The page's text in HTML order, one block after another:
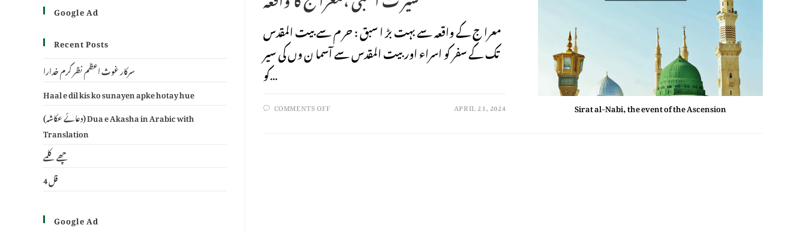
معرا ج کے واقعہ سے بہت بڑ ا سبق : حر م سے بیت المقدس
تک کے سفر کو اسراء اور بیت المقدس سے آسما ن وں کی سیر
کو…
COMMENTS OFF APRIL 23, 2024 Sirat al-Nabi, the event of the Ascension
Google Ad
Recent Posts
سرکار غوث اعظم نظر کرم خدارا
Haal e dil kis ko sunayen apke hotay hue
(دعائے عکاشہ) Dua e Akasha in Arabic with
Translation
چھے کلمے
4 قل
Google Ad